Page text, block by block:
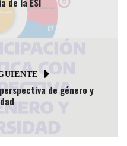
de género y